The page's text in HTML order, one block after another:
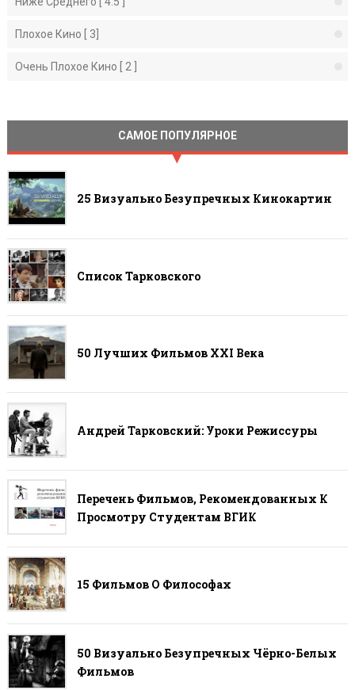
Плохое Кино [ 3]
Очень Плохое Кино [ 2 ]
САМОЕ ПОПУЛЯРНОЕ
25 Визуально Безупречных Кинокартин
Список Тарковского
50 Лучших Фильмов ХХI Века
Андрей Тарковский: Уроки Режиссуры
Перечень Фильмов, Рекомендованных К
Просмотру Студентам ВГИК
15 Фильмов О Философах
50 Визуально Безупречных Чёрно-Белых
Фильмов